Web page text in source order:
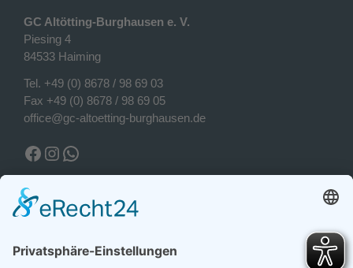
GC Altötting-Burghausen e. V.
Piesing 4
84533 Haiming
Tel. +49 (0) 8678 / 98 69 03
Fax +49 (0) 8678 / 98 69 05
office@gc-altoetting-burghausen.de
Facebook Golfclub
Instagram Golfclub
WhatsApp
Wetter Piesing
Wetter Piesing